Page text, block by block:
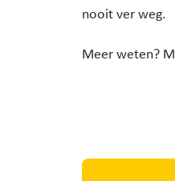
nooit ver weg.
Meer weten?